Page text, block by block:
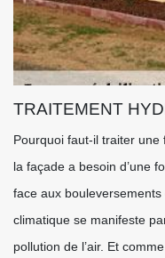
TRAITEMENT
Pourquoi faut-il traiter
la façade a besoin d’une
face aux
climatique se manifeste
pollution de l’air. Et